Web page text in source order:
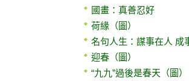
國畫：真善忍好
荷緣（圖）
名句人生：謀事在人 成
迎春（圖）
“九九”過後是春天（圖）